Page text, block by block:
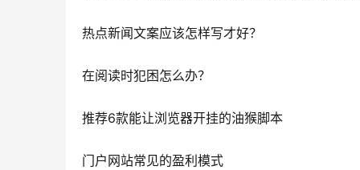
热点新闻文案应该怎样写才好？
在阅读时犯困怎么办？
推荐6款能让浏览器开挂的油猴脚本
门户网站常见的盈利模式